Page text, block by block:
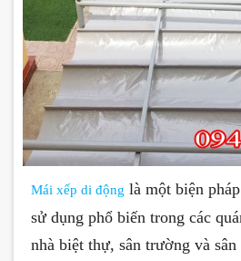
Mái xếp di động là một biện
sử dụng phổ biến trong các
nhà biệt thự, sân trường và